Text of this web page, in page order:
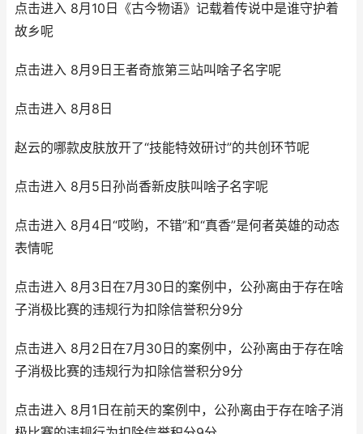
点击进入 8月10日《古今物语》记载着传说中是谁守护着
故乡呢
点击进入 8月9日王者奇旅第三站叫啥子名字呢
点击进入 8月8日
赵云的哪款皮肤放开了“技能特效研讨”的共创环节呢
点击进入 8月5日孙尚香新皮肤叫啥子名字呢
点击进入 8月4日“哎哟，不错”和“真香”是何者英雄的动态
表情呢
点击进入 8月3日在7月30日的案例中，公孙离由于存在啥
子消极比赛的违规行为扣除信誉积分9分
点击进入 8月2日在7月30日的案例中，公孙离由于存在啥
子消极比赛的违规行为扣除信誉积分9分
点击进入 8月1日在前天的案例中，公孙离由于存在啥子消